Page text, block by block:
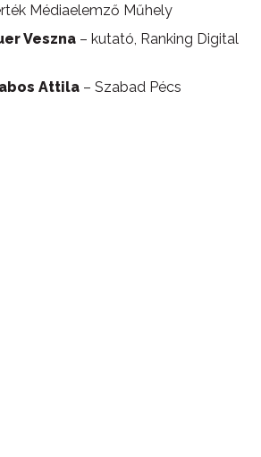
Médiaelemző Műhely
Veszna – kutató, Ranking Digital
Attila – Szabad Pécs